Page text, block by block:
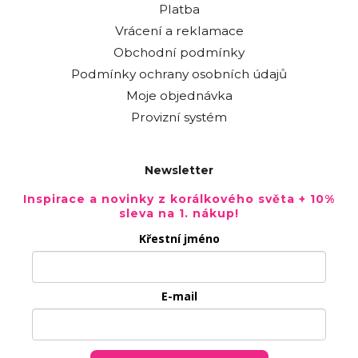
Platba
Vrácení a reklamace
Obchodní podmínky
Podmínky ochrany osobních údajů
Moje objednávka
Provizní systém
Newsletter
Inspirace a novinky z korálkového světa + 10%
sleva na 1. nákup!
Křestní jméno
E-mail